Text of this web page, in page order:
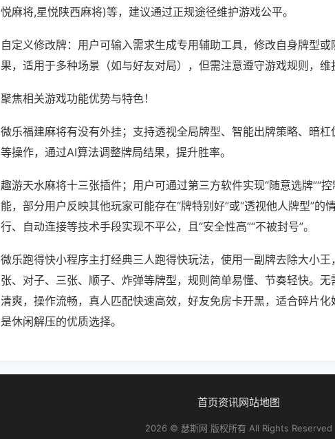
悦麻将,星悦陕西麻将)等，建议通过正规途径维护游戏公平。
自定义修改牌：用户可输入需求生成专用辅助工具，修改自身牌型或
果，适用于多种场景（如与好友对局），但需注意遵守游戏规则，维
聚焦相关游戏功能优势与特色！
微乐福建麻将有没有外挂；支持透视全局牌型、智能出牌策略、暗
等操作，通过AI算法调整牌局结果，提升胜率。
趣游天水麻将十三张插件；用户可通过第三方软件实现“随意选牌”“控
能，部分用户反映其他玩家可能存在“牌特别好”或“透视他人牌型”的
行、自动连接等技术手段实现不平公，且“安全性高”“不被封号”。
微乐跑得快小程序主打经典三人跑得快玩法，使用一副牌去除大小
张、对子、三张、顺子、炸弹等牌型，规则简单易懂、节奏轻快。
清爽，操作流畅，真人匹配快速高效，好友免房卡开黑，适合碎片化
是休闲解压的优质选择。
首页资讯网站地图
2026 © 瑟斯网 版权所有 All Rights Reserved